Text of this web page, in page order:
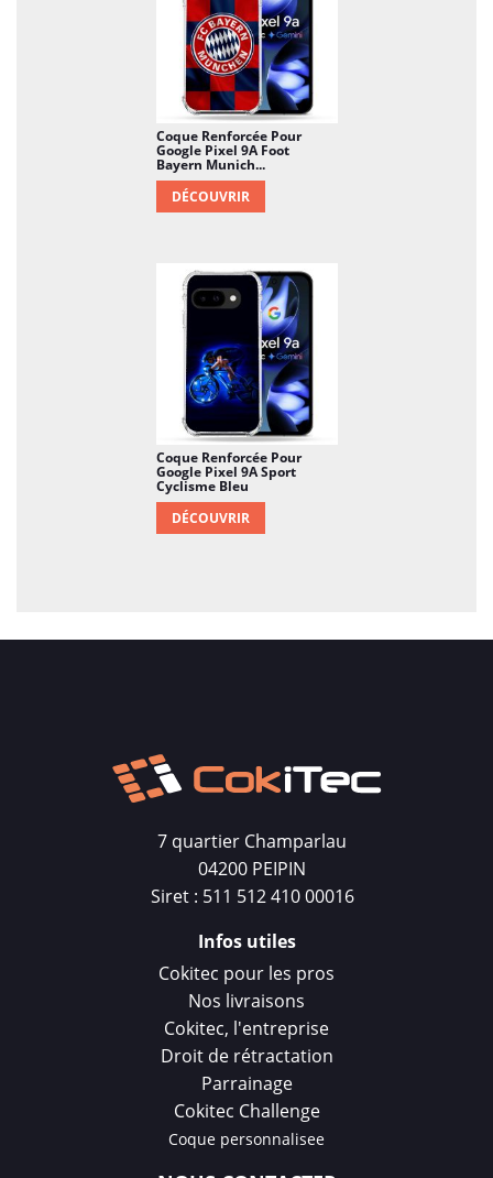
Coque Renforcée Pour
Google Pixel 9A Foot
Bayern Munich...
DÉCOUVRIR
Coque Renforcée Pour
Google Pixel 9A Sport
Cyclisme Bleu
DÉCOUVRIR
7 quartier Champarlau
04200 PEIPIN
Siret : 511 512 410 00016
Infos utiles
Cokitec pour les pros
Nos livraisons
Cokitec, l'entreprise
Droit de rétractation
Parrainage
Cokitec Challenge
Coque personnalisee